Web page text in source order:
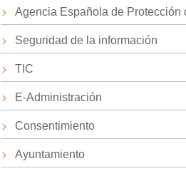
Agencia Española de Protección
Seguridad de la información
TIC
E-Administración
Consentimiento
Ayuntamiento